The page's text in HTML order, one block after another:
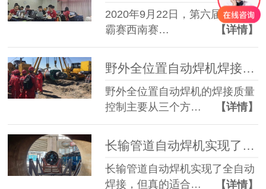
2020年9月22日，第六届牛商争
霸赛西南赛…
【详情】
野外全位置自动焊机焊接质量怎么控制？
野外全位置自动焊机的焊接质量
控制主要从三个方…
【详情】
长输管道自动焊机实现了全自动焊接，真的适合所有管道吗？
长输管道自动焊机实现了全自动
焊接，但真的适合…
【详情】